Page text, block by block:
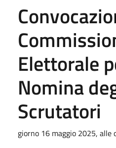
Elettorale
Nomina
Scrutatori
giorno 16 maggio 2025, alle